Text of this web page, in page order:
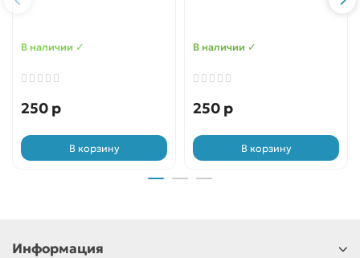
В наличии ✓
250 р
В корзину
В наличии ✓
250 р
В корзину
Информация